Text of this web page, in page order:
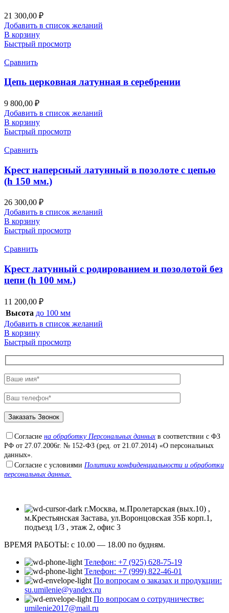
21 300,00 ₽
Добавить в список желаний
В корзину
Быстрый просмотр
Сравнить
Цепь церковная латунная в серебрении
9 800,00 ₽
Добавить в список желаний
В корзину
Быстрый просмотр
Сравнить
Крест наперсный латунный в позолоте c цепью
(h 150 мм.)
26 300,00 ₽
Добавить в список желаний
В корзину
Быстрый просмотр
Сравнить
Крест латунный с родированием и позолотой без
цепи (h 100 мм.)
11 200,00 ₽
Высота до 100 мм
Добавить в список желаний
В корзину
Быстрый просмотр
Согласие на обработку Персональных данных в соответствии с ФЗ
РФ от 27.07.2006г. № 152-ФЗ (ред. от 21.07.2014) «О персональных
данных».
Согласие с условиями Политики конфиденциальности и обработки
персональных данных.
г.Москва, м.Пролетарская (вых.10) ,
м.Крестьянская Застава, ул.Воронцовская 35Б корп.1,
подъезд 1/3 , этаж 2, офис 3
ВРЕМЯ РАБОТЫ: с 10.00 — 18.00 по будням.
Телефон: +7 (925) 628-75-19
Телефон: +7 (999) 822-46-01
По вопросам о заказах и продукции:
su.umilenie@yandex.ru
По вопросам о сотрудничестве:
umilenie2017@mail.ru